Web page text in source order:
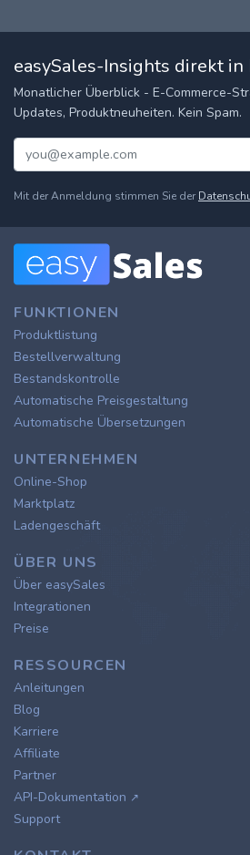
easySales-Insights direkt in
Monatlicher Überblick - E-Commerce-
Updates, Produktneuheiten. Kein Spam.
Mit der Anmeldung stimmen Sie der
FUNKTIONEN
Produktlistung
Bestellverwaltung
Bestandskontrolle
Automatische Preisgestaltung
Automatische Übersetzungen
UNTERNEHMEN
Online-Shop
Marktplatz
Ladengeschäft
ÜBER UNS
Über easySales
Integrationen
Preise
RESSOURCEN
Anleitungen
Blog
Karriere
Affiliate
Partner
API-Dokumentation ↗
Support